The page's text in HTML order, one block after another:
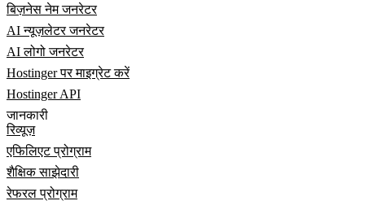
बिज़नेस नेम जनरेटर
AI न्यूज़लेटर जनरेटर
AI लोगो जनरेटर
Hostinger पर माइग्रेट करें
Hostinger API
जानकारी
रिव्यूज़
एफिलिएट प्रोग्राम
शैक्षिक साझेदारी
रेफरल प्रोग्राम